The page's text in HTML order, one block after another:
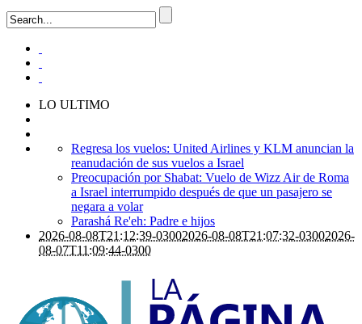
LO ULTIMO
Regresa los vuelos: United Airlines y KLM anuncian la
reanudación de sus vuelos a Israel
Preocupación por Shabat: Vuelo de Wizz Air de Roma
a Israel interrumpido después de que un pasajero se
negara a volar
Parashá Re'eh: Padre e hijos
2026-08-08T21:12:39-03002026-08-08T21:07:32-03002026-
08-07T11:09:44-0300